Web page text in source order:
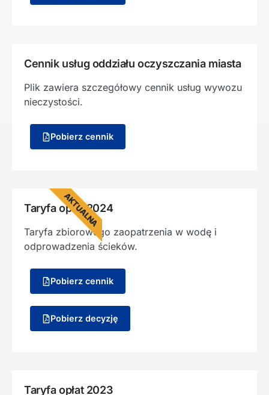
Cennik usług oddziału oczyszczania miasta
Plik zawiera szczegółowy cennik usług wywozu
nieczystości.
Pobierz cennik
Taryfa opłat 2024
Taryfa zbiorowego zaopatrzenia w wodę i
odprowadzenia ścieków.
AKTUALNA
Pobierz cennik
Pobierz decyzję
Taryfa opłat 2023